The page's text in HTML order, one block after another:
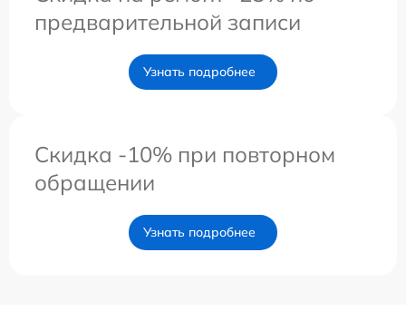
предварительной записи
Узнать подробнее
Скидка -10% при повторном
обращении
Узнать подробнее